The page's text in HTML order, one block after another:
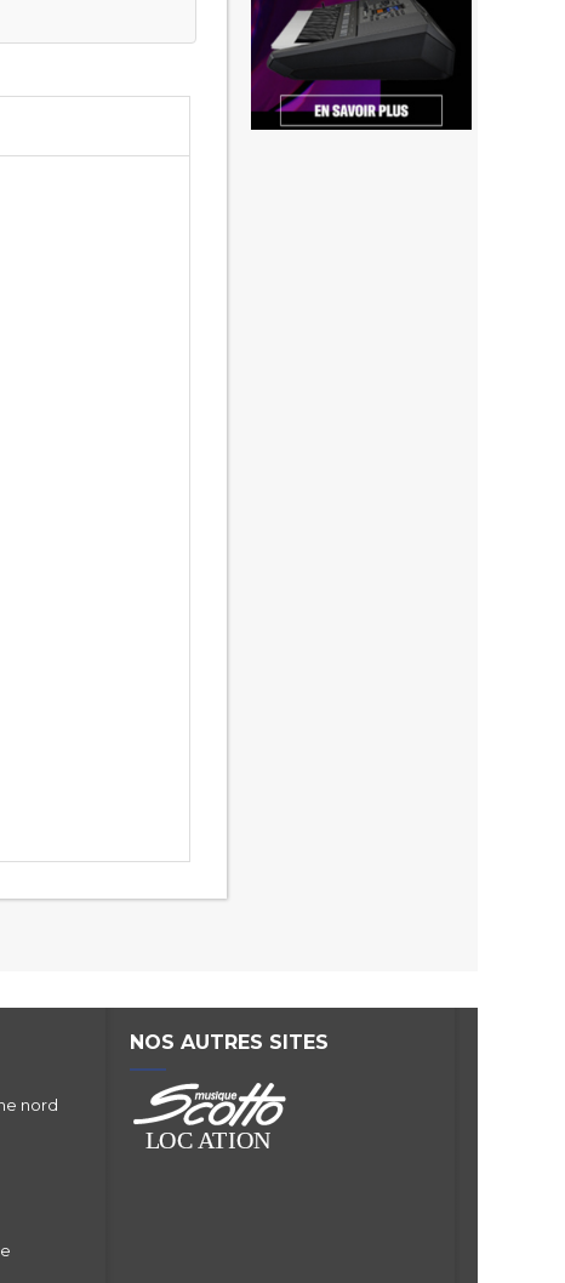
nord
NOS AUTRES SITES